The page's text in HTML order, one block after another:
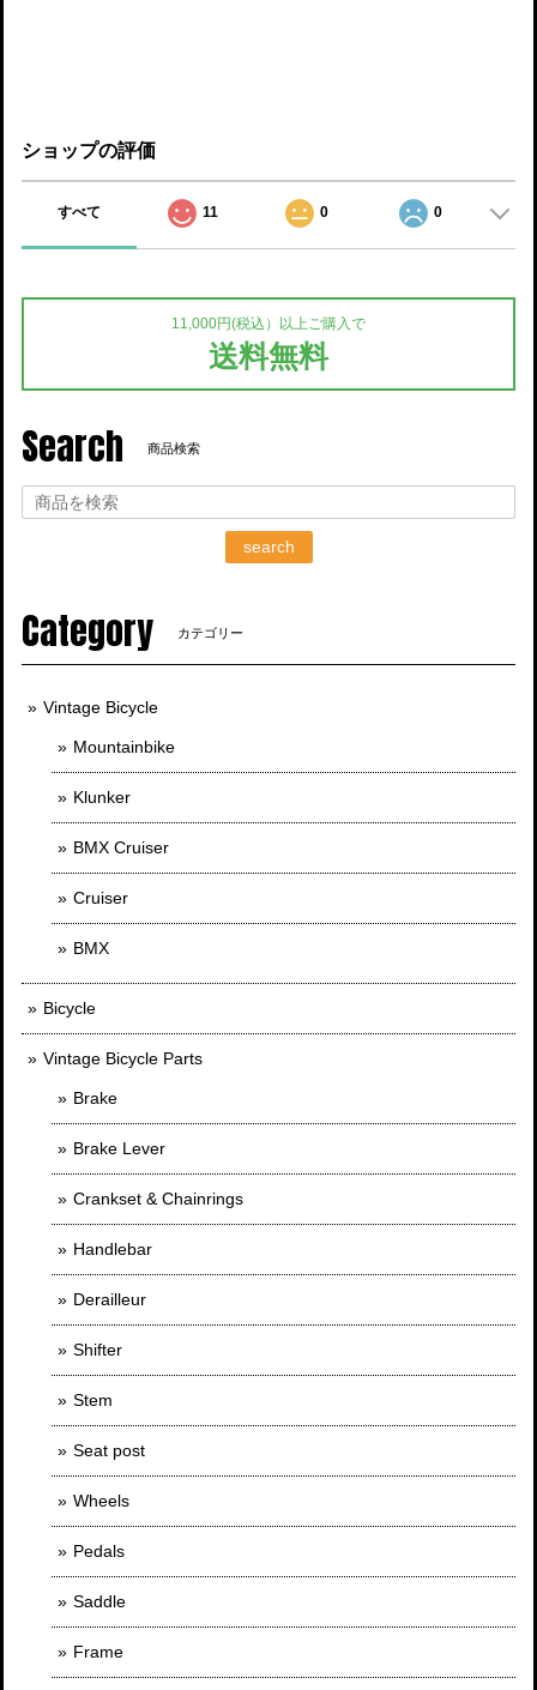
ショップの評価
すべて 11 0 0
11,000円(税込）以上ご購入で
送料無料
Search 商品検索
search
Category カテゴリー
Vintage Bicycle
Mountainbike
Klunker
BMX Cruiser
Cruiser
BMX
Bicycle
Vintage Bicycle Parts
Brake
Brake Lever
Crankset & Chainrings
Handlebar
Derailleur
Shifter
Stem
Seat post
Wheels
Pedals
Saddle
Frame